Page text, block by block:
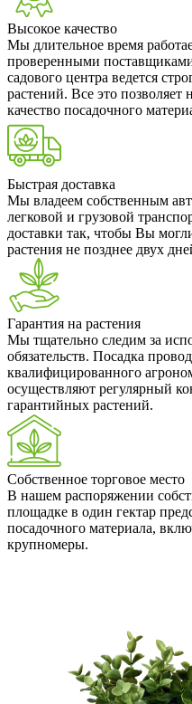
Высокое качество
Мы длительное время
проверенными
садового центра ведется
растений. Все это позволяет
качество посадочного
Быстрая доставка
Мы владеем собственным
легковой и грузовой
доставки так, чтобы Вы
растения не позднее двух
Гарантия на растения
Мы тщательно следим за
обязательств. Посадка
квалифицированного
осуществляют регулярный
гарантийных растений.
Собственное торговое место
В нашем распоряжении
площадке в один гектар
посадочного материала,
крупномеры.